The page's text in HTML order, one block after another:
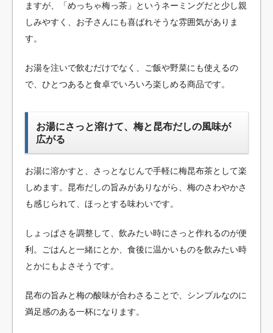
ますが、「めっちゃ梅っ茶」というネーミングだと少し親
しみやすく、お子さんにも喜ばれそうな雰囲気がありま
す。
お湯を注いで飲むだけでなく、ご飯や野菜にも使えるの
で、ひとつあると食卓でいろいろ楽しめる商品です。
お湯にさっと溶けて、梅と昆布だしの風味が
広がる
お湯に溶かすと、さっとなじんで手軽に梅昆布茶として楽
しめます。昆布だしの旨みがありながら、梅のさわやかさ
も感じられて、ほっとする味わいです。
しょっぱさを調整して、飲みたい時にさっと作れるのが便
利。ごはんと一緒にとか、食後に温かいものを飲みたい時
とかにもよさそうです。
昆布の旨みと梅の酸味が合わさることで、シンプルなのに
満足感のある一杯になります。